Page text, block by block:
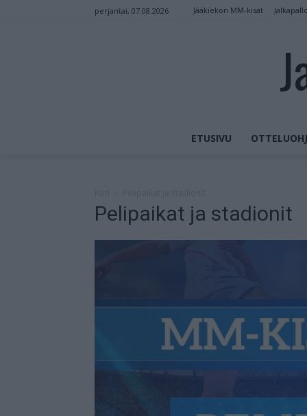
perjantai, 07.08.2026 Jääkiekon MM-kisat
ETUSIVU
Pelipaikat ja stadionit